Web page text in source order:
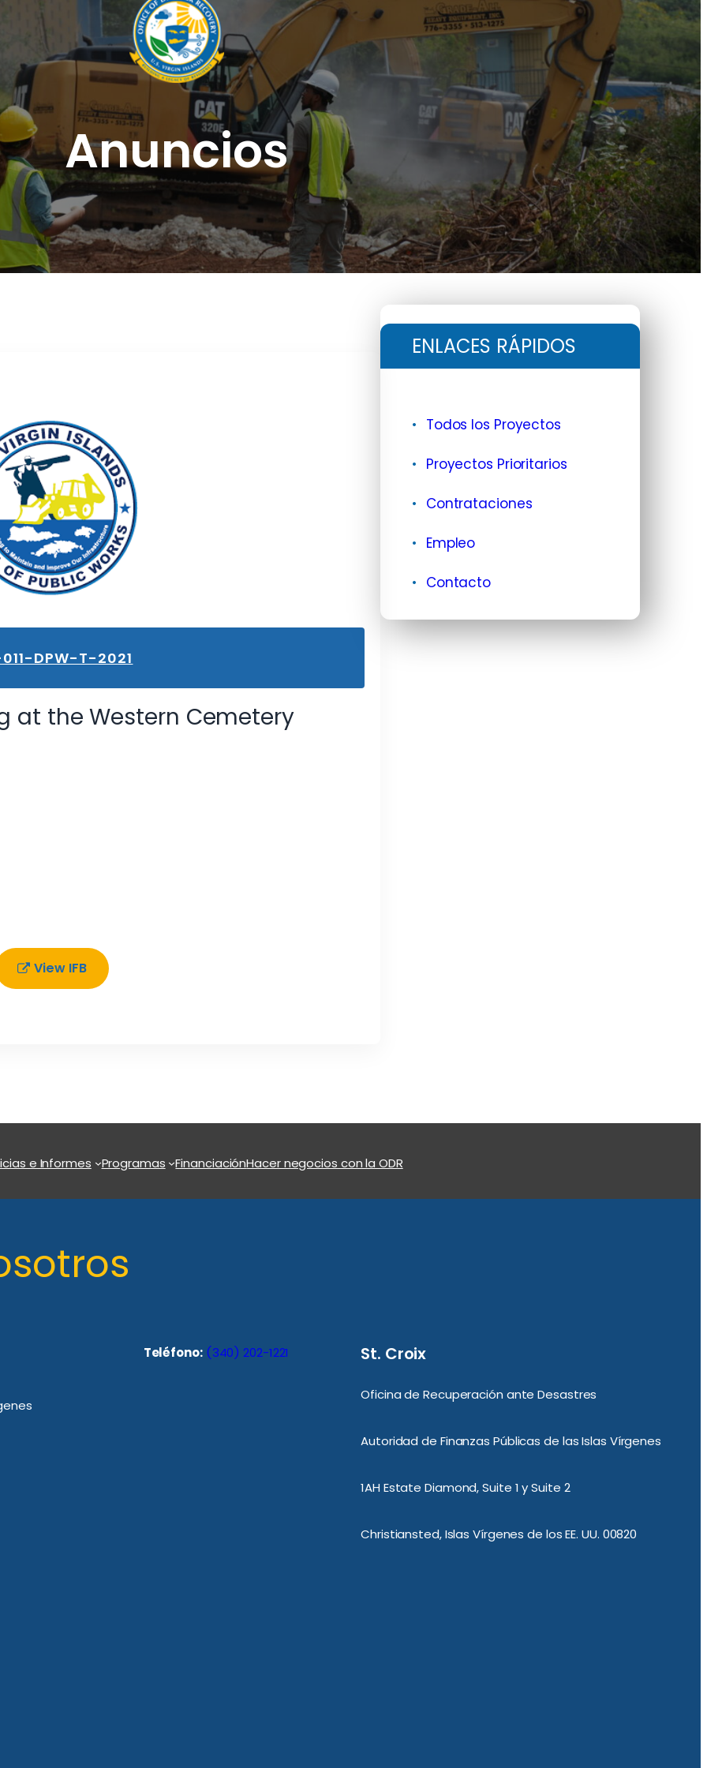
Anuncios
DPW-T-2021
at the Western Cemetery
View IFB
ENLACES RÁPIDOS
Todos los Proyectos
Proyectos Prioritarios
Contrataciones
Empleo
Contacto
e Informes Programas FinanciaciónHacer negocios con la ODR
Teléfono: (340) 202-1221 St. Croix
Oficina de Recuperación ante Desastres
Autoridad de Finanzas Públicas de las Islas Vírgenes
1AH Estate Diamond, Suite 1 y Suite 2
Christiansted, Islas Vírgenes de los EE. UU. 00820